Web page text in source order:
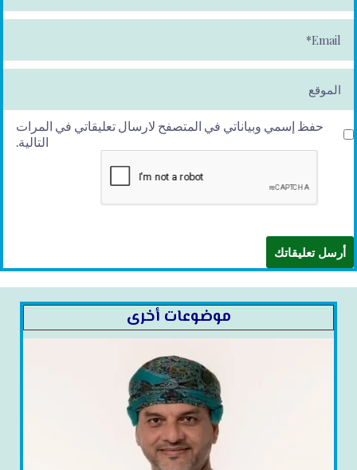
م
*
ai
l*
حفظ إسمي وبياناتي في المتصفح لارسال تعليقاتي في المرات
التالية.
موضوعات أخرى